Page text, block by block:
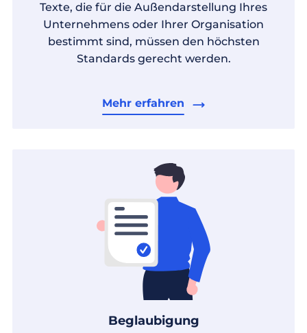
Texte, die für die Außendarstellung Ihres
Unternehmens oder Ihrer Organisation
bestimmt sind, müssen den höchsten
Standards gerecht werden.
Mehr erfahren
Beglaubigung